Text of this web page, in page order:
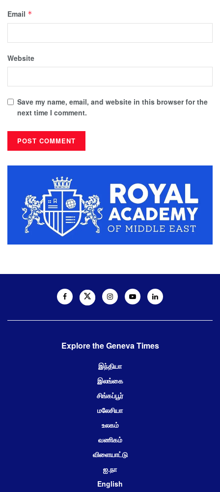
Email *
Website
Save my name, email, and website in this browser for the
next time I comment.
Explore the Geneva Times
இந்தியா
இலங்கை
சிங்கப்பூர்
மலேசியா
உலகம்
வணிகம்
விளையாட்டு
ஐ.நா
English